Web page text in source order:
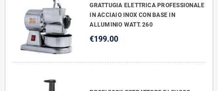
GRATTUGIA ELETTRICA PROFESSIONALE
IN ACCIAIO INOX CON BASE IN
ALLUMINIO WATT. 260
€199.00